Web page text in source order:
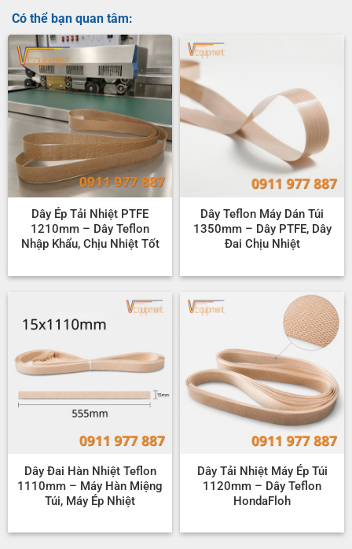
Có thể bạn quan tâm:
Dây Ép Tải Nhiệt PTFE
1210mm – Dây Teflon
Nhập Khẩu, Chịu Nhiệt Tốt
Dây Teflon Máy Dán Túi
1350mm – Dây PTFE, Dây
Đai Chịu Nhiệt
Dây Đai Hàn Nhiệt Teflon
1110mm – Máy Hàn Miệng
Túi, Máy Ép Nhiệt
Dây Tải Nhiệt Máy Ép Túi
1120mm – Dây Teflon
HondaFloh